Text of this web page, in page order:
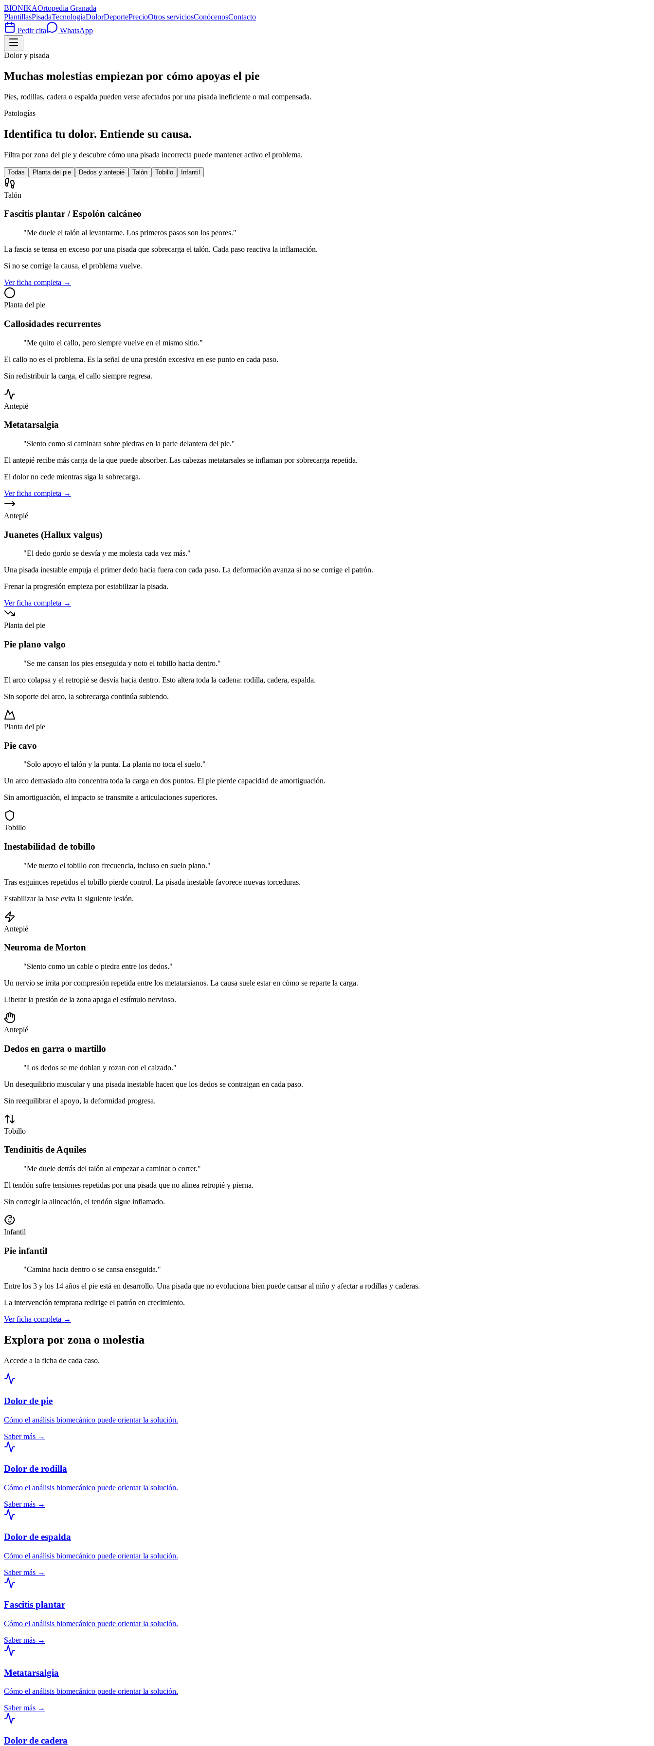
BIONIKAOrtopedia Granada
PlantillasPisadaTecnologíaDolorDeportePrecioOtros serviciosConócenosContacto
Pedir cita
WhatsApp
Dolor y pisada
Muchas molestias empiezan por cómo apoyas el pie
Pies, rodillas, cadera o espalda pueden verse afectados por una pisada ineficiente o mal compensada.
Patologías
Identifica tu dolor. Entiende su causa.
Filtra por zona del pie y descubre cómo una pisada incorrecta puede mantener activo el problema.
Todas Planta del pie Dedos y antepié Talón Tobillo Infantil
Talón
Fascitis plantar / Espolón calcáneo
"Me duele el talón al levantarme. Los primeros pasos son los peores."
La fascia se tensa en exceso por una pisada que sobrecarga el talón. Cada paso reactiva la inflamación.
Si no se corrige la causa, el problema vuelve.
Ver ficha completa →
Planta del pie
Callosidades recurrentes
"Me quito el callo, pero siempre vuelve en el mismo sitio."
El callo no es el problema. Es la señal de una presión excesiva en ese punto en cada paso.
Sin redistribuir la carga, el callo siempre regresa.
Antepié
Metatarsalgia
"Siento como si caminara sobre piedras en la parte delantera del pie."
El antepié recibe más carga de la que puede absorber. Las cabezas metatarsales se inflaman por sobrecarga repetida.
El dolor no cede mientras siga la sobrecarga.
Ver ficha completa →
Antepié
Juanetes (Hallux valgus)
"El dedo gordo se desvía y me molesta cada vez más."
Una pisada inestable empuja el primer dedo hacia fuera con cada paso. La deformación avanza si no se corrige el patrón.
Frenar la progresión empieza por estabilizar la pisada.
Ver ficha completa →
Planta del pie
Pie plano valgo
"Se me cansan los pies enseguida y noto el tobillo hacia dentro."
El arco colapsa y el retropié se desvía hacia dentro. Esto altera toda la cadena: rodilla, cadera, espalda.
Sin soporte del arco, la sobrecarga continúa subiendo.
Planta del pie
Pie cavo
"Solo apoyo el talón y la punta. La planta no toca el suelo."
Un arco demasiado alto concentra toda la carga en dos puntos. El pie pierde capacidad de amortiguación.
Sin amortiguación, el impacto se transmite a articulaciones superiores.
Tobillo
Inestabilidad de tobillo
"Me tuerzo el tobillo con frecuencia, incluso en suelo plano."
Tras esguinces repetidos el tobillo pierde control. La pisada inestable favorece nuevas torceduras.
Estabilizar la base evita la siguiente lesión.
Antepié
Neuroma de Morton
"Siento como un cable o piedra entre los dedos."
Un nervio se irrita por compresión repetida entre los metatarsianos. La causa suele estar en cómo se reparte la carga.
Liberar la presión de la zona apaga el estímulo nervioso.
Antepié
Dedos en garra o martillo
"Los dedos se me doblan y rozan con el calzado."
Un desequilibrio muscular y una pisada inestable hacen que los dedos se contraigan en cada paso.
Sin reequilibrar el apoyo, la deformidad progresa.
Tobillo
Tendinitis de Aquiles
"Me duele detrás del talón al empezar a caminar o correr."
El tendón sufre tensiones repetidas por una pisada que no alinea retropié y pierna.
Sin corregir la alineación, el tendón sigue inflamado.
Infantil
Pie infantil
"Camina hacia dentro o se cansa enseguida."
Entre los 3 y los 14 años el pie está en desarrollo. Una pisada que no evoluciona bien puede cansar al niño y afectar a rodillas y caderas.
La intervención temprana redirige el patrón en crecimiento.
Ver ficha completa →
Explora por zona o molestia
Accede a la ficha de cada caso.
Dolor de pie
Cómo el análisis biomecánico puede orientar la solución.
Saber más →
Dolor de rodilla
Cómo el análisis biomecánico puede orientar la solución.
Saber más →
Dolor de espalda
Cómo el análisis biomecánico puede orientar la solución.
Saber más →
Fascitis plantar
Cómo el análisis biomecánico puede orientar la solución.
Saber más →
Metatarsalgia
Cómo el análisis biomecánico puede orientar la solución.
Saber más →
Dolor de cadera